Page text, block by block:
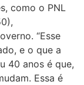
como o PNL
“Esse
e o que a
40 anos é que,
Essa é